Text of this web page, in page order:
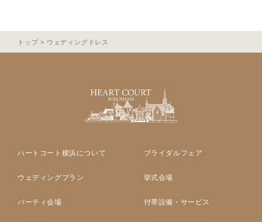
トップ > ウェディングドレス
ハートコート横浜について ブライダルフェア
ウェディングプラン 挙式会場
パーティ会場 付帯設備・サービス